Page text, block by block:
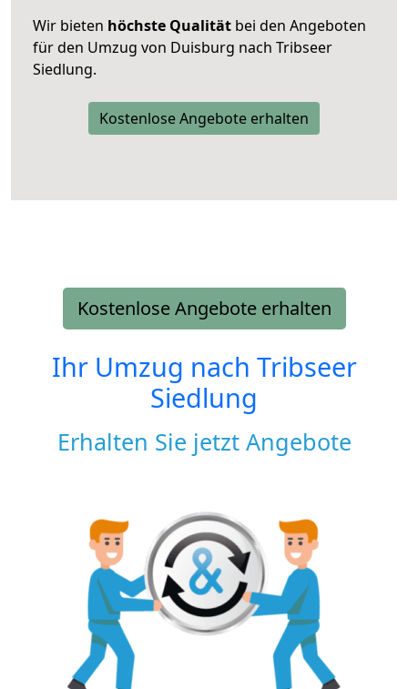
Wir bieten höchste Qualität bei den Angeboten
für den Umzug von Duisburg nach Tribseer
Siedlung.
Kostenlose Angebote erhalten
Kostenlose Angebote erhalten
Ihr Umzug nach Tribseer
Siedlung
Erhalten Sie jetzt Angebote